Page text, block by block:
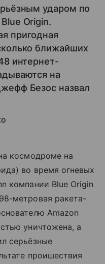
ударом по
Origin.
пригодная
ближайших
интернет-
на
Безос назвал
космодроме на
во время огневых
компании Blue Origin
метровая ракета-
Amazon
уничтожена, а
серьёзные
проишествия